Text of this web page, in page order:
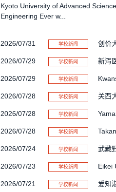
Kyoto University of Advanced Science
Engineering Ever w...
2026/07/31 学校新闻 创价
2026/07/29 学校新闻 新泻
2026/07/29 学校新闻
2026/07/28 学校新闻 关西
2026/07/28 学校新闻
2026/07/28 学校新闻
2026/07/24 学校新闻 武藏
2026/07/23 学校新闻 Eikei
2026/07/21 学校新闻 爱知